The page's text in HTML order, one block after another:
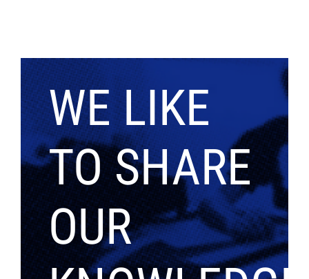
WE LIKE
TO SHARE
OUR